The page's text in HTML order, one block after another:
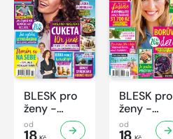
BLESK pro
ženy -
32/2026
od
18
BLESK pro
ženy -
31/2026
od
18